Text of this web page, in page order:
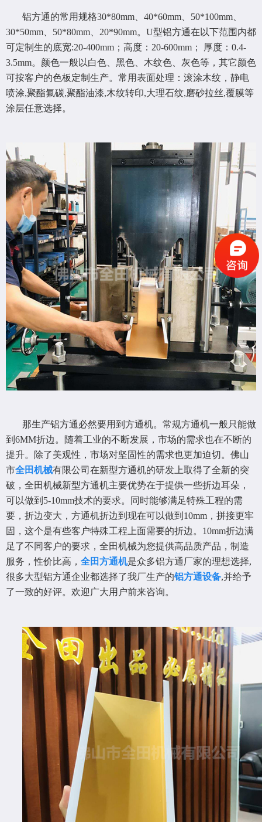
铝方通的常用规格30*80mm、40*60mm、50*100mm、
30*50mm、50*80mm、20*90mm。U型铝方通在以下范围内都
可定制生的底宽:20-400mm；高度：20-600mm； 厚度：0.4-
3.5mm。颜色一般以白色、黑色、木纹色、灰色等，其它颜色
可按客户的色板定制生产。常用表面处理：滚涂木纹，静电
喷涂,聚酯氟碳,聚酯油漆,木纹转印,大理石纹,磨砂拉丝,覆膜等
涂层任意选择。
那生产铝方通必然要用到方通机。常规方通机一般只能做
到6MM折边。随着工业的不断发展，市场的需求也在不断的
提升。除了美观性，市场对坚固性的需求也更加迫切。佛山
市全田机械有限公司在新型方通机的研发上取得了全新的突
破，全田机械新型方通机主要优势在于提供一些折边耳朵，
可以做到5-10mm技术的要求。同时能够满足特殊工程的需
要，折边变大，方通机折边到现在可以做到10mm，拼接更牢
固，这个是有些客户特殊工程上面需要的折边。10mm折边满
足了不同客户的要求，全田机械为您提供高品质产品，制造
服务，性价比高， 全田方通机是众多铝方通厂家的理想选择,
很多大型铝方通企业都选择了我厂生产的铝方通设备,并给予
了一致的好评。欢迎广大用户前来咨询。